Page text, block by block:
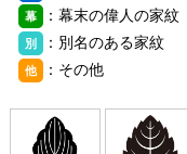
幕 ：幕末の偉人の家紋
別 ：別名のある家紋
他 ：その他